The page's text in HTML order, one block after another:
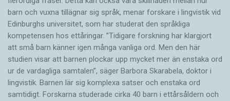
barn och vuxna tillägnar sig språk, menar forskare i lingvistik vid
Edinburghs universitet, som har studerat den språkliga
kompetensen hos ettåringar. ”Tidigare forskning har klargjort
att små barn känner igen många vanliga ord. Men den här
studien visar att barnen plockar upp mycket mer än enstaka ord
ur de vardagliga samtalen”, säger Barbora Skarabela, doktor i
lingvistik. Barnen lär sig komplexa satser och enstaka ord
samtidigt. Forskarna studerade cirka 40 barn i ettårsåldern och